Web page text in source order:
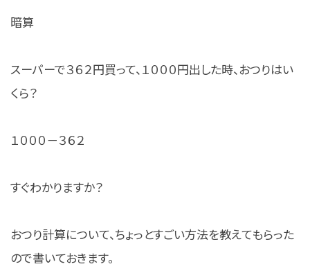
暗算
スーパーで３６２円買って、１０００円出した時、おつりはい
くら？
１０００－３６２
すぐわかりますか？
おつり計算について、ちょっとすごい方法を教えてもらった
ので書いておきます。